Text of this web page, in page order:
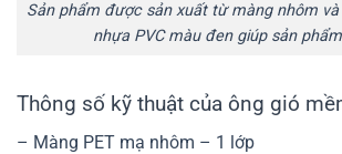
Sản phẩm được sản xuất từ màng nhôm
nhựa PVC màu đen giúp sản
Thông số kỹ thuật của ông gió
– Màng PET mạ nhôm – 1 lớp